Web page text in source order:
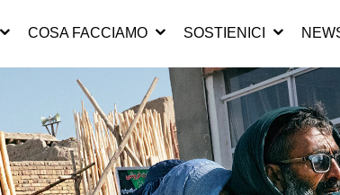
COSA FACCIAMO SOSTIENICI